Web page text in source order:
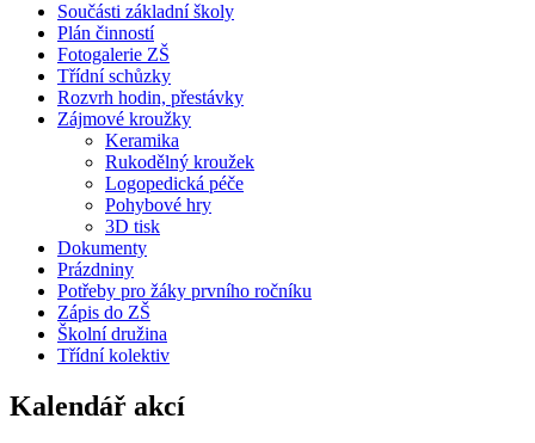
Součásti základní školy
Plán činností
Fotogalerie ZŠ
Třídní schůzky
Rozvrh hodin, přestávky
Zájmové kroužky
Keramika
Rukodělný kroužek
Logopedická péče
Pohybové hry
3D tisk
Dokumenty
Prázdniny
Potřeby pro žáky prvního ročníku
Zápis do ZŠ
Školní družina
Třídní kolektiv
Kalendář akcí